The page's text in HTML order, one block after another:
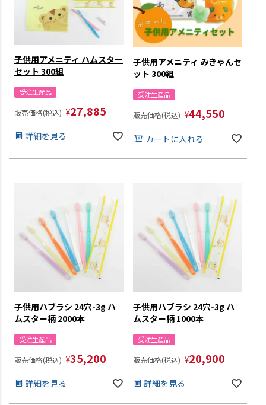
子供用アメニティ ハムスター
セット 300組
受注生産品
販売価格(税込) ¥27,885
詳細を見る
子供用アメニティ みきゃんセ
ット 300組
受注生産品
販売価格(税込) ¥44,550
カートに入れる
子供用ハブラシ 24穴-3g ハ
ムスター柄 2000本
受注生産品
販売価格(税込) ¥35,200
詳細を見る
子供用ハブラシ 24穴-3g ハ
ムスター柄 1000本
受注生産品
販売価格(税込) ¥20,900
詳細を見る